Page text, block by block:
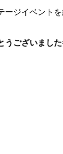
ージイベント
うございました